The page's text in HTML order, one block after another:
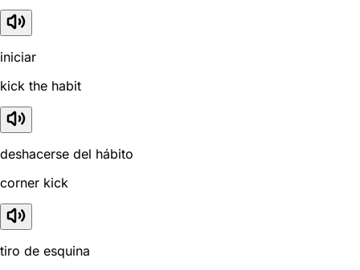
iniciar
kick the habit
deshacerse del hábito
corner kick
tiro de esquina